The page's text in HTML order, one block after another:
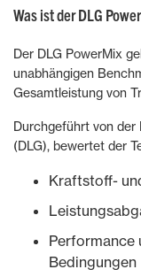
Was ist der DLG
Der DLG PowerMix
unabhängigen
Gesamtleistung von
Durchgeführt von der
(DLG), bewertet der
Kraftstoff-
Performance
Bedingungen